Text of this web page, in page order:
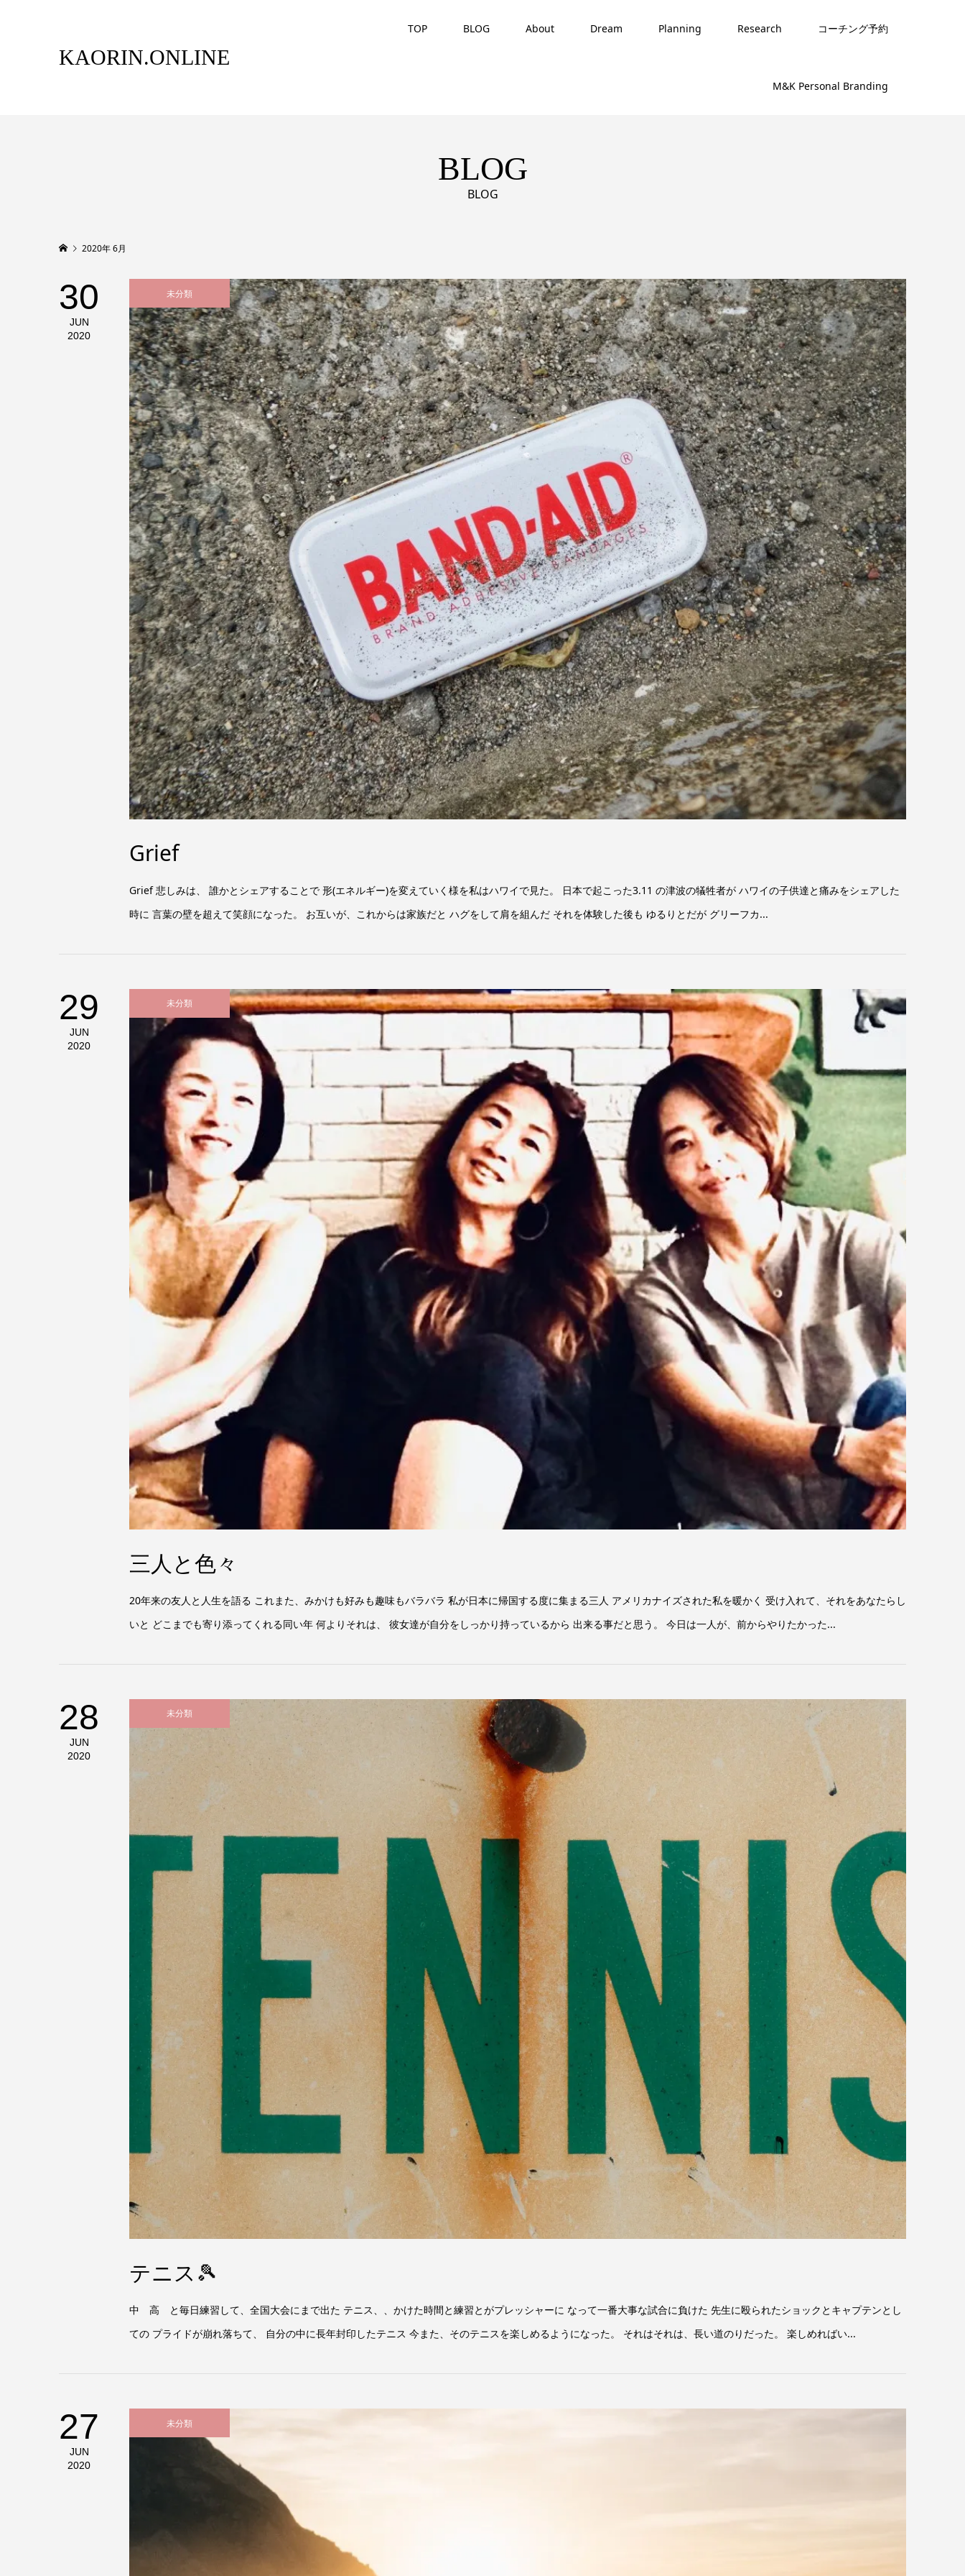
KAORIN.ONLINE
TOP BLOG About Dream Planning Research コーチング予約
M&K Personal Branding
BLOG
BLOG
2020年 6月
30
JUN
2020
未分類
Grief
Grief 悲しみは、 誰かとシェアすることで 形(エネルギー)を変えていく様を私はハワイで見た。 日本で起こった3.11 の津波の犠牲者が ハワイの子供達と痛みをシェアした
時に 言葉の壁を超えて笑顔になった。 お互いが、これからは家族だと ハグをして肩を組んだ それを体験した後も ゆるりとだが グリーフカ...
29
JUN
2020
未分類
三人と色々
20年来の友人と人生を語る これまた、みかけも好みも趣味もバラバラ 私が日本に帰国する度に集まる三人 アメリカナイズされた私を暖かく 受け入れて、それをあなたらし
いと どこまでも寄り添ってくれる同い年 何よりそれは、 彼女達が自分をしっかり持っているから 出来る事だと思う。 今日は一人が、前からやりたかった...
28
JUN
2020
未分類
テニス🎾
中 高 と毎日練習して、全国大会にまで出た テニス、、かけた時間と練習とがプレッシャーに なって一番大事な試合に負けた 先生に殴られたショックとキャプテンとし
ての プライドが崩れ落ちて、 自分の中に長年封印したテニス 今また、そのテニスを楽しめるようになった。 それはそれは、長い道のりだった。 楽しめればい...
27
JUN
2020
未分類